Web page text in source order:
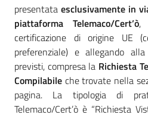
presentata esclusivamente in
piattaforma Telemaco/Cert’ò,
certificazione di origine UE
preferenziale) e allegando
previsti, compresa la Richiesta
Compilabile che trovate nella
pagina. La tipologia di
Telemaco/Cert’ò è “Richiesta